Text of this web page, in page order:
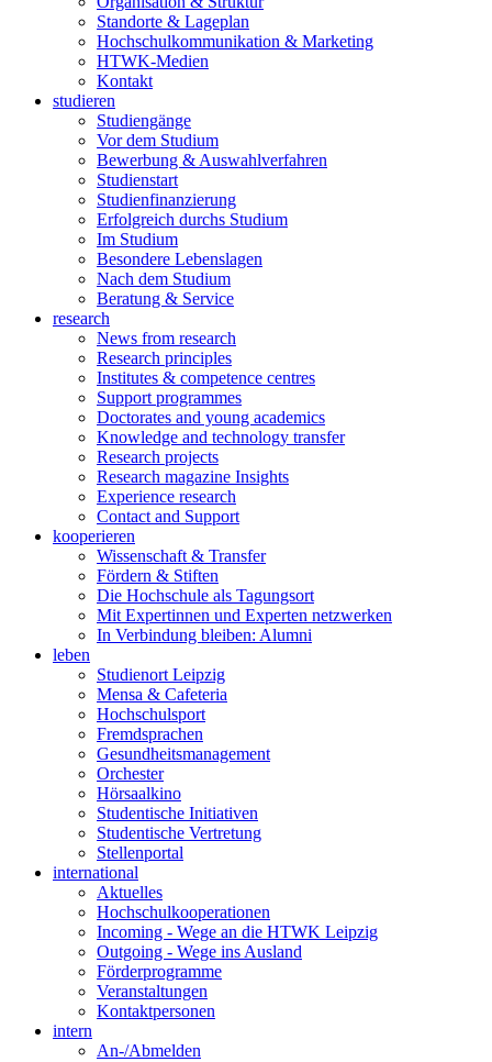
Standorte & Lageplan
Hochschulkommunikation & Marketing
HTWK-Medien
Kontakt
studieren
Studiengänge
Vor dem Studium
Bewerbung & Auswahlverfahren
Studienstart
Studienfinanzierung
Erfolgreich durchs Studium
Im Studium
Besondere Lebenslagen
Nach dem Studium
Beratung & Service
research
News from research
Research principles
Institutes & competence centres
Support programmes
Doctorates and young academics
Knowledge and technology transfer
Research projects
Research magazine Insights
Experience research
Contact and Support
kooperieren
Wissenschaft & Transfer
Fördern & Stiften
Die Hochschule als Tagungsort
Mit Expertinnen und Experten netzwerken
In Verbindung bleiben: Alumni
leben
Studienort Leipzig
Mensa & Cafeteria
Hochschulsport
Fremdsprachen
Gesundheitsmanagement
Orchester
Hörsaalkino
Studentische Initiativen
Studentische Vertretung
Stellenportal
international
Aktuelles
Hochschulkooperationen
Incoming - Wege an die HTWK Leipzig
Outgoing - Wege ins Ausland
Förderprogramme
Veranstaltungen
Kontaktpersonen
intern
An-/Abmelden